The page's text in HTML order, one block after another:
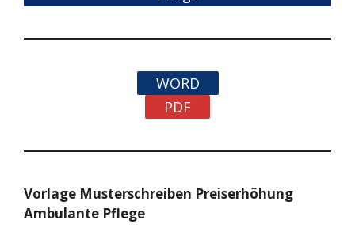
WORD
PDF
Vorlage Musterschreiben Preiserhöhung
Ambulante Pflege